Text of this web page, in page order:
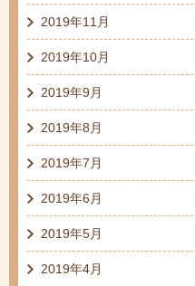
2019年11月
2019年10月
2019年9月
2019年8月
2019年7月
2019年6月
2019年5月
2019年4月